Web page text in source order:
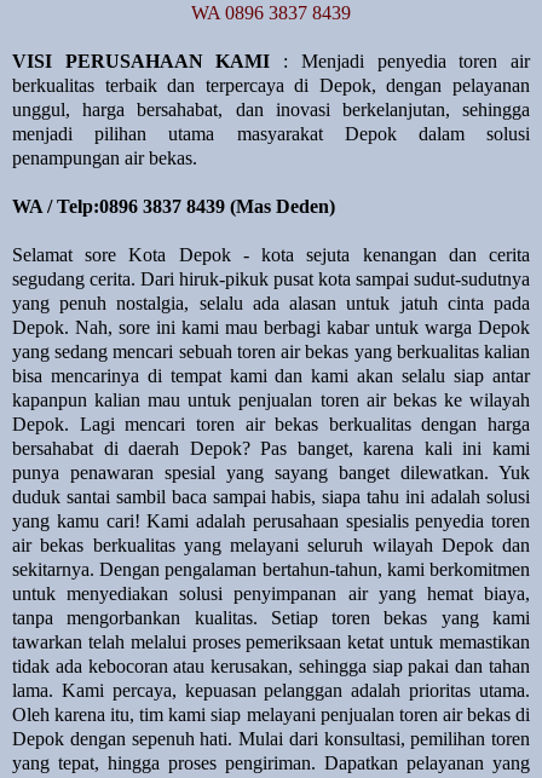
WA 0896 3837 8439
VISI PERUSAHAAN KAMI : Menjadi penyedia toren air
berkualitas terbaik dan terpercaya di Depok, dengan pelayanan
unggul, harga bersahabat, dan inovasi berkelanjutan, sehingga
menjadi pilihan utama masyarakat Depok dalam solusi
penampungan air bekas.
WA / Telp:0896 3837 8439 (Mas Deden)
Selamat sore Kota Depok - kota sejuta kenangan dan cerita
segudang cerita. Dari hiruk-pikuk pusat kota sampai sudut-sudutnya
yang penuh nostalgia, selalu ada alasan untuk jatuh cinta pada
Depok. Nah, sore ini kami mau berbagi kabar untuk warga Depok
yang sedang mencari sebuah toren air bekas yang berkualitas kalian
bisa mencarinya di tempat kami dan kami akan selalu siap antar
kapanpun kalian mau untuk penjualan toren air bekas ke wilayah
Depok. Lagi mencari toren air bekas berkualitas dengan harga
bersahabat di daerah Depok? Pas banget, karena kali ini kami
punya penawaran spesial yang sayang banget dilewatkan. Yuk
duduk santai sambil baca sampai habis, siapa tahu ini adalah solusi
yang kamu cari! Kami adalah perusahaan spesialis penyedia toren
air bekas berkualitas yang melayani seluruh wilayah Depok dan
sekitarnya. Dengan pengalaman bertahun-tahun, kami berkomitmen
untuk menyediakan solusi penyimpanan air yang hemat biaya,
tanpa mengorbankan kualitas. Setiap toren bekas yang kami
tawarkan telah melalui proses pemeriksaan ketat untuk memastikan
tidak ada kebocoran atau kerusakan, sehingga siap pakai dan tahan
lama. Kami percaya, kepuasan pelanggan adalah prioritas utama.
Oleh karena itu, tim kami siap melayani penjualan toren air bekas di
Depok dengan sepenuh hati. Mulai dari konsultasi, pemilihan toren
yang tepat, hingga proses pengiriman. Dapatkan pelayanan yang